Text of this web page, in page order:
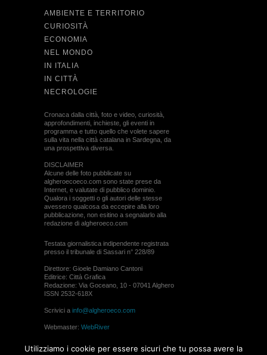
AMBIENTE E TERRITORIO
CURIOSITÀ
ECONOMIA
NEL MONDO
IN ITALIA
IN CITTÀ
NECROLOGIE
Cronaca dalla città, foto e video, curiosità,
approfondimenti, inchieste, gli eventi in
programma e tutto quello che volete sapere
sulla vita nella città catalana in Sardegna, da
una prospettiva diversa.
DISCLAIMER
Alcune delle foto pubblicate su
algheroecoeco.com sono state prese da
Internet, e valutate di pubblico dominio.
Qualora i soggetti o gli autori delle stesse
avessero qualcosa da eccepire alla loro
pubblicazione, non esitino a segnalarlo alla
redazione di algheroeco.com
Testata giornalistica indipendente registrata
presso il tribunale di Sassari n° 228/89
Direttore: Gioele Damiano Cantoni
Editrice: Città Grafica
Redazione: Via Goceano, 10 - 07041 Alghero
ISSN 2532-618X
Scrivici a info@algheroeco.com
Webmaster: WebRiver
permesso di algheroeco.com
Utilizziamo i cookie per essere sicuri che tu possa avere la